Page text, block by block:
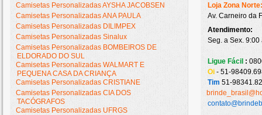
Camisetas Personalizadas AYSHA JACOBSEN
Camisetas Personalizadas ANA PAULA
Camisetas Personalizadas DILIMPEX
Camisetas Personalizadas Sinalux
Camisetas Personalizadas BOMBEIROS DE
ELDORADO DO SUL
Camisetas Personalizadas WALMART E
PEQUENA CASA DA CRIANÇA
Camisetas Personalizadas CRISTIANE
Camisetas Personalizadas CIA DOS
TACÓGRAFOS
Camisetas Personalizadas UFRGS
Loja Zona
Av. Carneiro da
Atendimento:
Seg. a Sex.
Ligue Fácil :
Oi - 51-
Tim 51-